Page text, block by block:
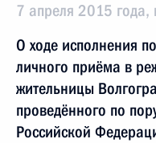
7 апреля 2015 года,
О ходе исполнения
личного приёма в
жительницы
проведённого по
Российской